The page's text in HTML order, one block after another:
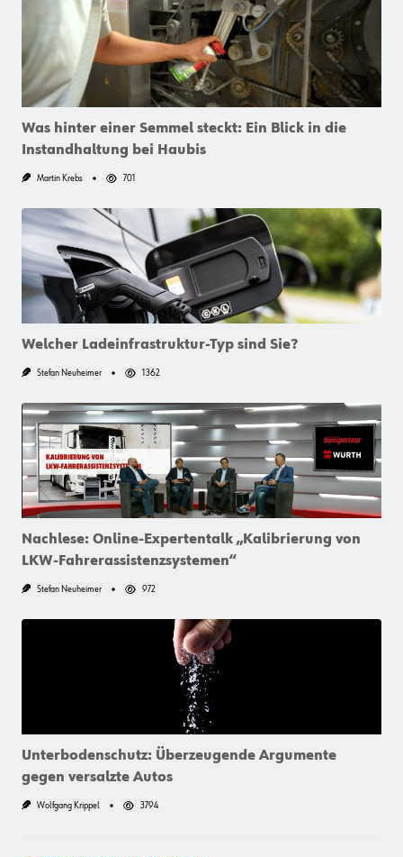
Was hinter einer Semmel steckt: Ein Blick in die
Instandhaltung bei Haubis
Martin Krebs 701
Welcher Ladeinfrastruktur-Typ sind Sie?
Stefan Neuheimer 1362
Nachlese: Online-Expertentalk „Kalibrierung von
LKW-Fahrerassistenzsystemen“
Stefan Neuheimer 972
Unterbodenschutz: Überzeugende Argumente
gegen versalzte Autos
Wolfgang Krippel 3794